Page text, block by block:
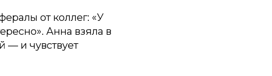
от коллег: «У
Анна взяла в
— и чувствует